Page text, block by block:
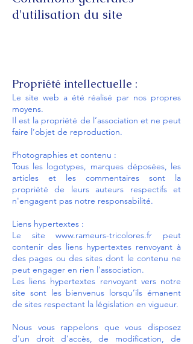
d'utilisation du site
Propriété intellectuelle :
Le site web a été réalisé par nos propres
moyens.
Il est la propriété de l’association et ne peut
faire l’objet de reproduction.
Photographies et contenu :
Tous les logotypes, marques déposées, les
articles et les commentaires sont la
propriété de leurs auteurs respectifs et
n'engagent pas notre responsabilité.
Liens hypertextes :
Le sitewww.rameurs-tricolores.fr peut
contenir des liens hypertextes renvoyant à
des pages ou des sites dont le contenu ne
peut engager en rien l’association.
Les liens hypertextes renvoyant vers notre
site sont les bienvenus lorsqu’ils émanent
de sites respectant la législation en vigueur.
Nous vous rappelons que vous disposez
d'un droit d'accès, de modification, de